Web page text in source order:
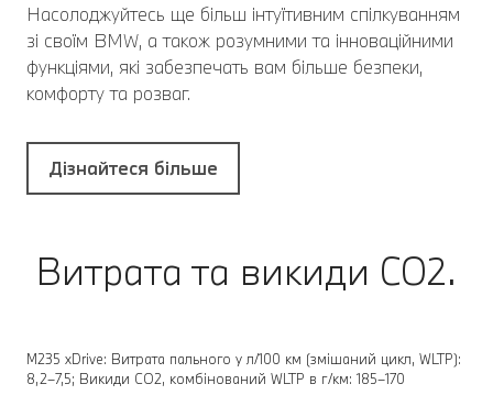
Насолоджуйтесь ще більш інтуїтивним спілкуванням
зі своїм BMW, а також розумними та інноваційними
функціями, які забезпечать вам більше безпеки,
комфорту та розваг.
Дізнайтеся більше
Витрата та викиди CO2.
M235 xDrive: Витрата пального у л/100 км (змішаний цикл, WLTP):
8,2–7,5; Викиди CO2, комбінований WLTP в г/км: 185–170